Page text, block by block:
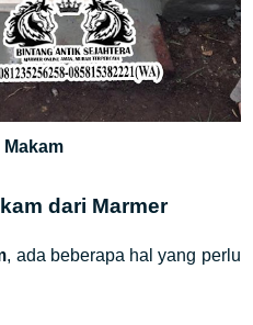
Makam
dari Marmer
, ada beberapa hal yang perlu